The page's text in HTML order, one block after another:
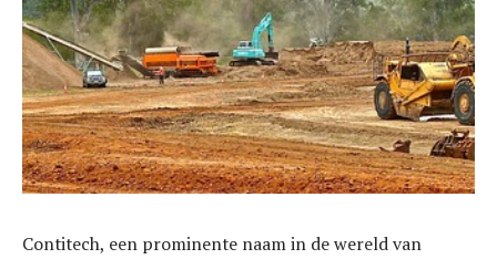
Contitech, een prominente naam in de wereld van